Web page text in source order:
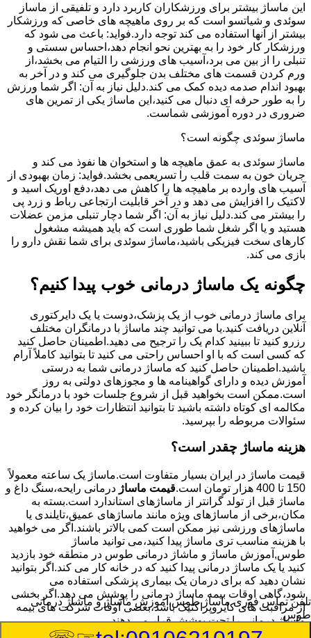
این ماساژ بیشتر برای ورزشکاران کاربرد دارد و تلفیقی از ماساز
سوئدی و شیاتسو است که بر روی ماهیچه های خاصی که ورزشکار
بیشتر از آنها استفاده می کند توجه دارد.فواید: باعث می شود که
ورزشکار کار خود را به بهترین نحو انجام دهد،احساس سستی و
تنبلی را از بین می برد،آسیب های ورزشی را التیام می بخشد،از
ورم کردن قسمت های مختلف بدن جلوگیری می کند و در آخر به
بهبود اندام صدمه دیده کمک می کند.دلیل نیاز به آن: اگر شما ورزش
را به طور حرفه ای دنبال می کنید،این ماساژ یکی از تمرین های
ضروری در دوره آموزشی شماست.
ماساژ سوئدی چگونه است؟
ماساژ سوئدی به عمق ماهیچه ها و استخوان ها نفوذ می کند و
جریان خون به سمت قلب را تسریعمی بخشد.فواید: زمان بهبودی از
آسیب های وارده بر ماهیچه ها را کاهش می دهد،دفع اوریک اسید و
لاکتیک را افزایش می دهد و در آخر قابلیت ارتجاعی رباط و زرد پی
را بیشتر می کند.دلیل نیاز به آن: اگر شما دچار تنبلی مزمن عضلات
هستید و یا اگر شغل شما طوری است که باید همیشه مشغول
کارهای سخت فیزیکی باشید،ماساژ سوئدی برای شما نقش دارو را
بازی می کند.
چگونه یک ماساژ درمانی خوب پیدا کنیم؟
برای ماساژ درمانی خوب از یک پزشک،دوست یا یک دایرکتوری
آنلاین دریافت کنید.یا می توانید چند ماساژ با درمانگران مختلف
رزرو کنید تا ببینید کدام یک را ترجیح می دهید.اطمینان حاصل کنید
که کسی است که با او احساس راحتی می کنید تا بتوانید کاملاً آرام
باشید.اطمینان حاصل کنید که ماساژ درمانی شما به درستی
آموزش دیده و دارای گواهینامه ها و مجوزهای دولتی به روز
است.ممکن است بخواهید قبل از شروع جلسات خود با درمانگر خود
مکالمه ای کوتاه داشته باشید تا بتوانید انتظارات خود را بیان کرده و
سئوالات مربوطه را بپرسید.
هزینه ماساژ چقدر است؟
قیمت ماساژ در ایران بسیار متفاوت است.ماساژ یک ساعته معمولاً
150 تا 400 هزار تومان است.
قیمت ماساژ درمانی رایحه،سنگ داغ و
ماساژ قبل از تولد گرانتر از ماساژهای استاندارد است.بسته به
مکان،برخی از ماساژهای ویژه مانند ماساژهای عمیق،تایلندی یا
ماساژهای ورزشی نیز ممکن است کمی بالاتر باشند.اگر می خواهید
با هزینه مناسب تری ماساژ پیدا کنید،می توانید ماساژ
طوس,آموزش ماساژ و ماشاژ درمانی طوس در منطقه خود بازدید
کنید یا یک ماساژ درمانی پیدا کنید که در خانه کار می کند.اگر بتوانید
نشان دهید که برای درمان یک بیماری پزشکی استفاده می
شود،گاهی اوقات بیمه ماساژ درمانی را پوشش می دهد.اگر بخشی
از مراقبت های کایروپراکتیک باشد،بعضی اوقات شرکت های بیمه
ماساژ درمانی را تحت پوشش قرار می دهند.
تلفن تماس فوریماساژ طوس,آموزش ماساژ و ماشاژ درمانی
طوس